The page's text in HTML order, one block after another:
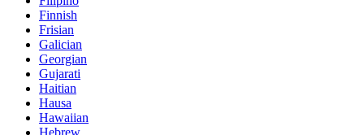
Finnish
Frisian
Galician
Georgian
Gujarati
Haitian
Hausa
Hawaiian